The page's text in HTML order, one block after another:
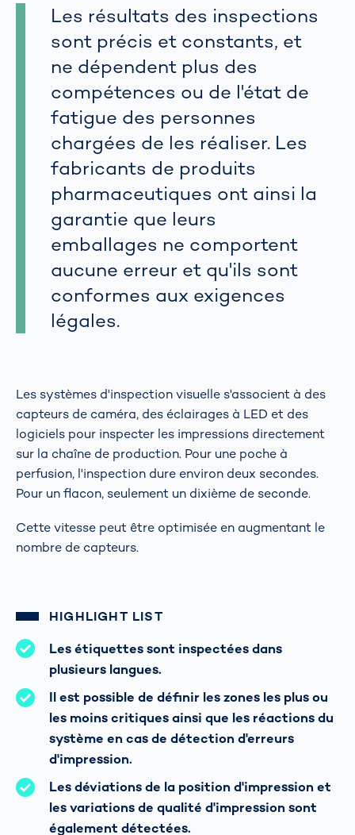
Les résultats des inspections
sont précis et constants, et
ne dépendent plus des
compétences ou de l'état de
fatigue des personnes
chargées de les réaliser. Les
fabricants de produits
pharmaceutiques ont ainsi la
garantie que leurs
emballages ne comportent
aucune erreur et qu'ils sont
conformes aux exigences
légales.
Les systèmes d'inspection visuelle s'associent à des
capteurs de caméra, des éclairages à LED et des
logiciels pour inspecter les impressions directement
sur la chaîne de production. Pour une poche à
perfusion, l'inspection dure environ deux secondes.
Pour un flacon, seulement un dixième de seconde.
Cette vitesse peut être optimisée en augmentant le
nombre de capteurs.
HIGHLIGHT LIST
Les étiquettes sont inspectées dans
plusieurs langues.
Il est possible de définir les zones les plus ou
les moins critiques ainsi que les réactions du
système en cas de détection d'erreurs
d'impression.
Les déviations de la position d'impression et
les variations de qualité d'impression sont
également détectées.